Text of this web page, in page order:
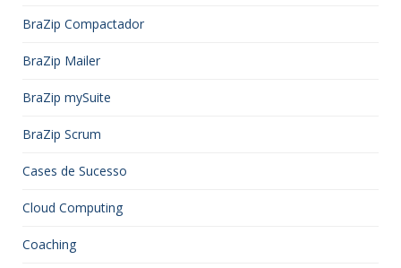
BraZip Compactador
BraZip Mailer
BraZip mySuite
BraZip Scrum
Cases de Sucesso
Cloud Computing
Coaching